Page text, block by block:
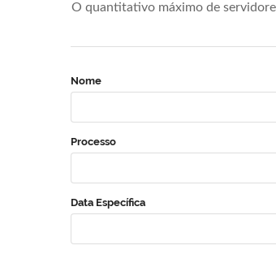
O quantitativo máximo de
Nome
Processo
Data Específica